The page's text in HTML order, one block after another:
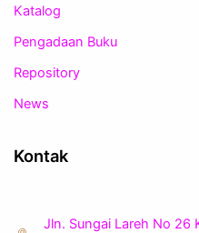
Katalog
Pengadaan Buku
Repository
News
Kontak
Jln. Sungai Lareh No 26